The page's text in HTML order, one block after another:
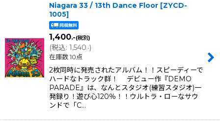
Niagara 33 / 13th Dance Floor [ZYCD-
1005]
1,400.-(税別)
(税込: 1,540.-)
在庫数 10点
2枚同時に発売されたアルバム！！スピーディーで
ハードなトラック群！ デビュー作『DEMO
PARADE』は、なんとスタジオ(練習スタジオ)一
発録り！遊び心120％！！ウルトラ・ローなサウ
ンドで「C…